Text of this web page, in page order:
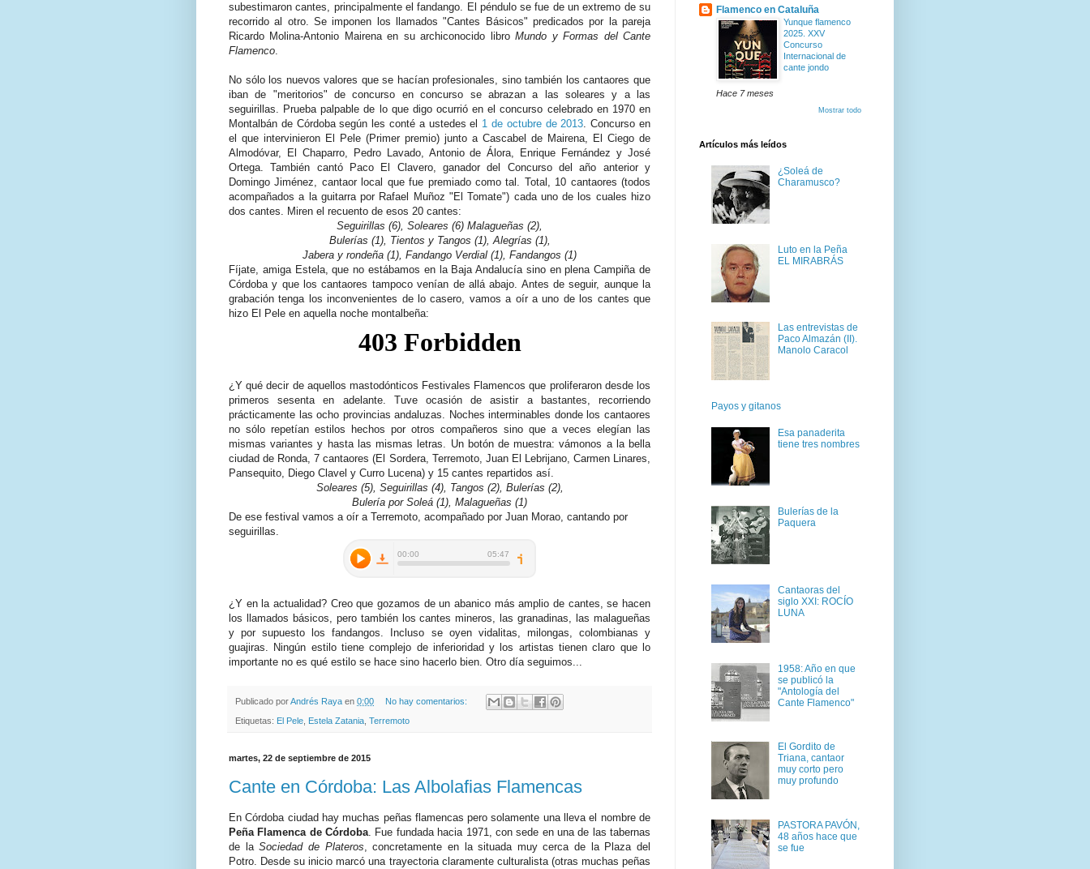
subestimaron cantes, principalmente el fandango. El péndulo se fue de un extremo de su
recorrido al otro. Se imponen los llamados "Cantes Básicos" predicados por la pareja
Ricardo Molina-Antonio Mairena en su archiconocido libroMundo y Formas del Cante
Flamenco.
No sólo los nuevos valores que se hacían profesionales, sino también los cantaores que
iban de "meritorios" de concurso en concurso se abrazan a las soleares y a las
seguirillas. Prueba palpable de lo que digo ocurrió en el concurso celebrado en 1970 en
Montalbán de Córdoba según les conté a ustedes el 1 de octubre de 2013. Concurso en
el que intervinieron El Pele (Primer premio) junto a Cascabel de Mairena, El Ciego de
Almodóvar, El Chaparro, Pedro Lavado, Antonio de Álora, Enrique Fernández y José
Ortega. También cantó Paco El Clavero, ganador del Concurso del año anterior y
Domingo Jiménez, cantaor local que fue premiado como tal. Total, 10 cantaores (todos
acompañados a la guitarra por Rafael Muñoz "El Tomate") cada uno de los cuales hizo
dos cantes. Miren el recuento de esos 20 cantes:
Seguirillas (6), Soleares (6) Malagueñas (2),
Bulerías (1), Tientos y Tangos (1), Alegrías (1),
Jabera y rondeña (1), Fandango Verdial (1), Fandangos (1)
Fíjate, amiga Estela, que no estábamos en la Baja Andalucía sino en plena Campiña de
Córdoba y que los cantaores tampoco venían de allá abajo. Antes de seguir, aunque la
grabación tenga los inconvenientes de lo casero, vamos a oír a uno de los cantes que
hizo El Pele en aquella noche montalbeña:
¿Y qué decir de aquellos mastodónticos Festivales Flamencos que proliferaron desde los
primeros sesenta en adelante. Tuve ocasión de asistir a bastantes, recorriendo
prácticamente las ocho provincias andaluzas. Noches interminables donde los cantaores
no sólo repetían estilos hechos por otros compañeros sino que a veces elegían las
mismas variantes y hasta las mismas letras. Un botón de muestra: vámonos a la bella
ciudad de Ronda, 7 cantaores (El Sordera, Terremoto, Juan El Lebrijano, Carmen Linares,
Pansequito, Diego Clavel y Curro Lucena) y 15 cantes repartidos así.
Soleares (5), Seguirillas (4), Tangos (2), Bulerías (2),
Bulería por Soleá (1), Malagueñas (1)
De ese festival vamos a oír a Terremoto, acompañado por Juan Morao, cantando por
seguirillas.
¿Y en la actualidad? Creo que gozamos de un abanico más amplio de cantes, se hacen
los llamados básicos, pero también los cantes mineros, las granadinas, las malagueñas
y por supuesto los fandangos. Incluso se oyen vidalitas, milongas, colombianas y
guajiras. Ningún estilo tiene complejo de inferioridad y los artistas tienen claro que lo
importante no es qué estilo se hace sino hacerlo bien. Otro día seguimos...
Publicado porAndrés Raya en 0:00 No hay comentarios:
Etiquetas: El Pele, Estela Zatania, Terremoto
martes, 22 de septiembre de 2015
Cante en Córdoba: Las Albolafias Flamencas
En Córdoba ciudad hay muchas peñas flamencas pero solamente una lleva el nombre de
Peña Flamenca de Córdoba. Fue fundada hacia 1971, con sede en una de las tabernas
de laSociedad de Plateros, concretamente en la situada muy cerca de la Plaza del
Potro. Desde su inicio marcó una trayectoria claramente culturalista (otras muchas peñas
Flamenco en Cataluña
Yunque flamenco
2025. XXV
Concurso
Internacional de
cante jondo
Hace 7 meses
Mostrar todo
Artículos más leídos
¿Soleá de
Charamusco?
Luto en la Peña
EL MIRABRÁS
Las entrevistas de
Paco Almazán (II).
Manolo Caracol
Payos y gitanos
Esa panaderita
tiene tres nombres
Bulerías de la
Paquera
Cantaoras del
siglo XXI: ROCÍO
LUNA
1958: Año en que
se publicó la
"Antología del
Cante Flamenco"
El Gordito de
Triana, cantaor
muy corto pero
muy profundo
PASTORA PAVÓN,
48 años hace que
se fue